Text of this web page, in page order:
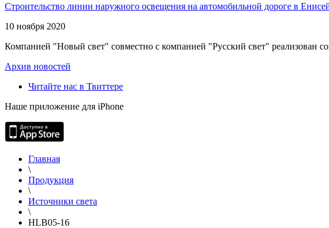
Строительство линии наружного освещения на автомобильной дороге в
10 ноября 2020
Компанией "Новый свет" совместно с компанией "Русский свет" реализован
Архив новостей
Читайте нас в Твиттере
Наше приложение для iPhone
Главная
\
Продукция
\
Источники света
\
HLB05-16